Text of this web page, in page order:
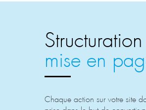
Structuration
mise en
Chaque action sur votre site
prise dans le but de convertir